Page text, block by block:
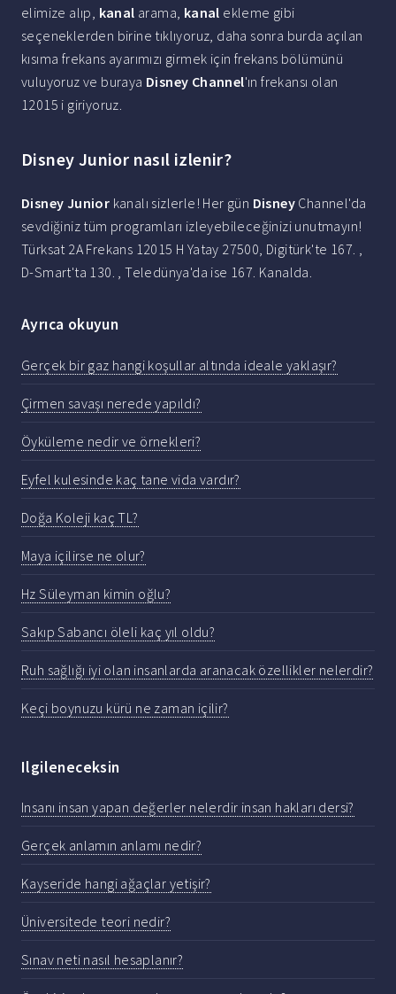
elimize alıp, kanal arama, kanal ekleme gibi
seçeneklerden birine tıklıyoruz, daha sonra burda açılan
kısıma frekans ayarımızı girmek için frekans bölümünü
vuluyoruz ve buraya Disney Channel'ın frekansı olan
12015 i giriyoruz.
Disney Junior nasıl izlenir?
Disney Junior kanalı sizlerle! Her gün Disney Channel'da
sevdiğiniz tüm programları izleyebileceğinizi unutmayın!
Türksat 2A Frekans 12015 H Yatay 27500, Digitürk'te 167. ,
D-Smart'ta 130. , Teledünya'da ise 167. Kanalda.
Ayrıca okuyun
Gerçek bir gaz hangi koşullar altında ideale yaklaşır?
Çirmen savaşı nerede yapıldı?
Öyküleme nedir ve örnekleri?
Eyfel kulesinde kaç tane vida vardır?
Doğa Koleji kaç TL?
Maya içilirse ne olur?
Hz Süleyman kimin oğlu?
Sakıp Sabancı öleli kaç yıl oldu?
Ruh sağlığı iyi olan insanlarda aranacak özellikler nelerdir?
Keçi boynuzu kürü ne zaman içilir?
Ilgileneceksin
Insanı insan yapan değerler nelerdir insan hakları dersi?
Gerçek anlamın anlamı nedir?
Kayseride hangi ağaçlar yetişir?
Üniversitede teori nedir?
Sınav neti nasıl hesaplanır?